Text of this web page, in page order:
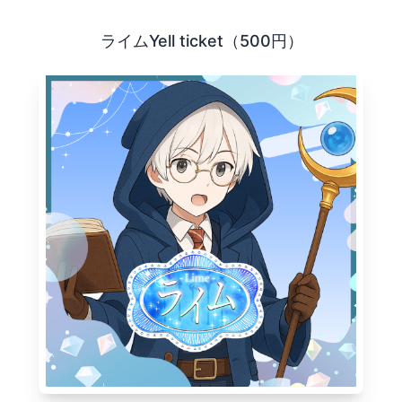
ライムYell ticket（500円）